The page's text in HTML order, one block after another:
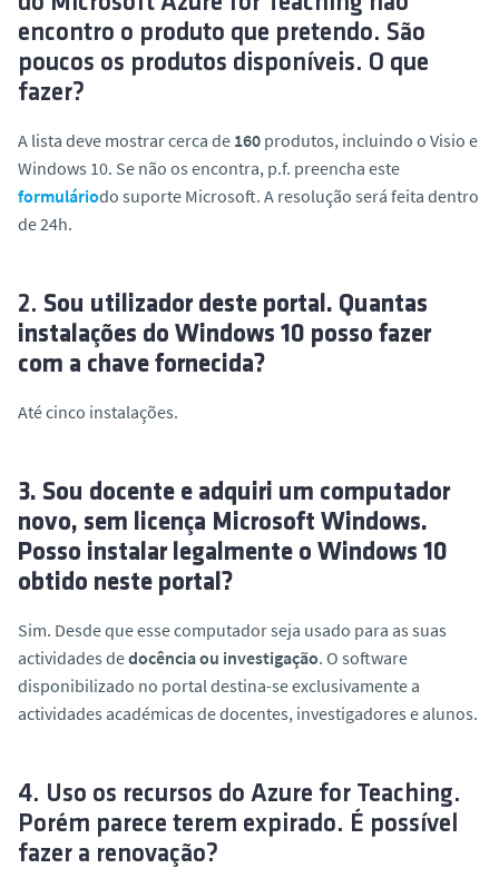
encontro o produto que pretendo. São
poucos os produtos disponíveis. O que
fazer?
A lista deve mostrar cerca de 160 produtos, incluindo o Visio e
Windows 10. Se não os encontra, p.f. preencha este
formuláriodo suporte Microsoft. A resolução será feita dentro
de 24h.
2. Sou utilizador deste portal. Quantas
instalações do Windows 10 posso fazer
com a chave fornecida?
Até cinco instalações.
3. Sou docente e adquiri um computador
novo, sem licença Microsoft Windows.
Posso instalar legalmente o Windows 10
obtido neste portal?
Sim. Desde que esse computador seja usado para as suas
actividades dedocência ou investigação. O software
disponibilizado no portal destina-seexclusivamente a
actividades académicas de docentes, investigadores e alunos.
4. Uso os recursos do Azure for Teaching.
Porém parece terem expirado. É possível
fazer a renovação?